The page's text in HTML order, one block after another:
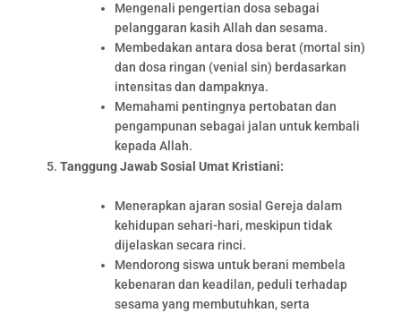
Mengenali pengertian dosa sebagai
pelanggaran kasih Allah dan sesama.
Membedakan antara dosa berat (mortal sin)
dan dosa ringan (venial sin) berdasarkan
intensitas dan dampaknya.
Memahami pentingnya pertobatan dan
pengampunan sebagai jalan untuk kembali
kepada Allah.
Tanggung Jawab Sosial Umat Kristiani:
Menerapkan ajaran sosial Gereja dalam
kehidupan sehari-hari, meskipun tidak
dijelaskan secara rinci.
Mendorong siswa untuk berani membela
kebenaran dan keadilan, peduli terhadap
sesama yang membutuhkan, serta